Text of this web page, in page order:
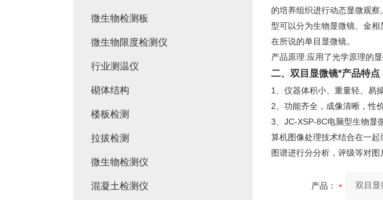
的培养组织进行动态显微观
型可以分为生物显微镜、金
在所说的单目显微镜。
产品原理:应用了光学原理的
二、双目显微镜*产品特点
1、仪器体积小、重量轻、易
2、功能齐全，成像清晰，性
3、JC-XSP-8C电脑型生物显
算机图像处理技术结合在一
图谱进行分分析，评级等对图
产品：
微生物检测板
微生物限度检测仪
行业测温仪
砌体结构
楼板检测
拉拔检测
微生物检测仪
混凝土检测仪